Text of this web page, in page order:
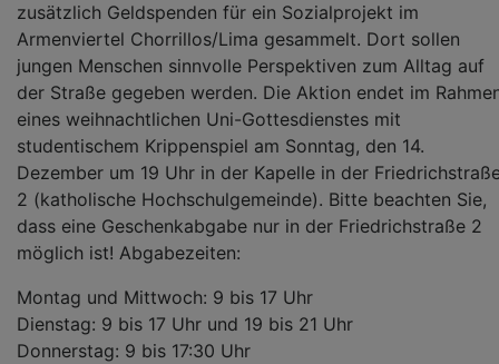
zusätzlich Geldspenden für ein Sozialprojekt im
Armenviertel Chorrillos/Lima gesammelt. Dort sollen
jungen Menschen sinnvolle Perspektiven zum Alltag auf
der Straße gegeben werden. Die Aktion endet im
eines weihnachtlichen Uni-Gottesdienstes mit
studentischem Krippenspiel am Sonntag, den 14.
Dezember um 19 Uhr in der Kapelle in der
2 (katholische Hochschulgemeinde). Bitte beachten Sie,
dass eine Geschenkabgabe nur in der Friedrichstraße 2
möglich ist! Abgabezeiten:
Montag und Mittwoch: 9 bis 17 Uhr
Dienstag: 9 bis 17 Uhr und 19 bis 21 Uhr
Donnerstag: 9 bis 17:30 Uhr